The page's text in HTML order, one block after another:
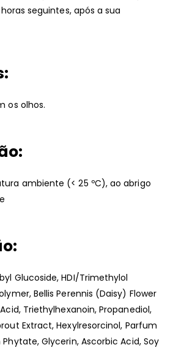
seguintes, após a sua
os olhos.
ambiente (< 25 ºC), ao abrigo
Glucoside, HDI/Trimethylol
Bellis Perennis (Daisy) Flower
Triethylhexanoin, Propanediol,
Extract, Hexylresorcinol, Parfum
Glycerin, Ascorbic Acid, Soy